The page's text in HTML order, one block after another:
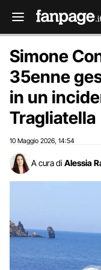
Simone
35enne
in un
Tragliatella
10 Maggio 2026 14:54
A cura di Alessia